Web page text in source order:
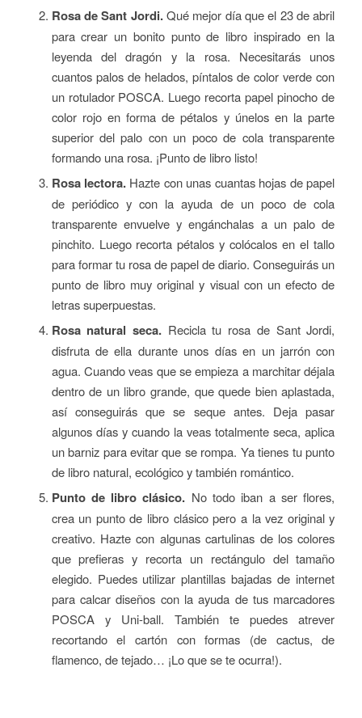
Rosa de Sant Jordi.Qué mejor día que el 23 de abril
para crear un bonito punto de libro inspirado en la
leyenda del dragón y la rosa. Necesitarás unos
cuantos palos de helados, píntalos de color verde con
un rotulador POSCA. Luego recorta papel pinocho de
color rojo en forma de pétalos y únelos en la parte
superior del palo con un poco de cola transparente
formando una rosa. ¡Punto de libro listo!
Rosa lectora. Hazte con unas cuantas hojas de papel
de periódico y con la ayuda de un poco de cola
transparente envuelve y engánchalas a un palo de
pinchito. Luego recorta pétalos y colócalos en el tallo
para formar tu rosa de papel de diario. Conseguirás un
punto de libro muy original y visual con un efecto de
letras superpuestas.
Rosa natural seca. Recicla tu rosa de Sant Jordi,
disfruta de ella durante unos días en un jarrón con
agua. Cuando veas que se empieza a marchitar déjala
dentro de un libro grande, que quede bien aplastada,
así conseguirás que se seque antes. Deja pasar
algunos días y cuando la veas totalmente seca, aplica
un barniz para evitar que se rompa. Ya tienes tu punto
de libro natural, ecológico y también romántico.
Punto de libro clásico. No todo iban a ser flores,
crea un punto de libro clásico pero a la vez original y
creativo. Hazte con algunas cartulinas de los colores
que prefieras y recorta un rectángulo del tamaño
elegido. Puedes utilizar plantillas bajadas de internet
para calcar diseños con la ayuda de tus marcadores
POSCA y Uni-ball. También te puedes atrever
recortando el cartón con formas (de cactus, de
flamenco, de tejado… ¡Lo que se te ocurra!).